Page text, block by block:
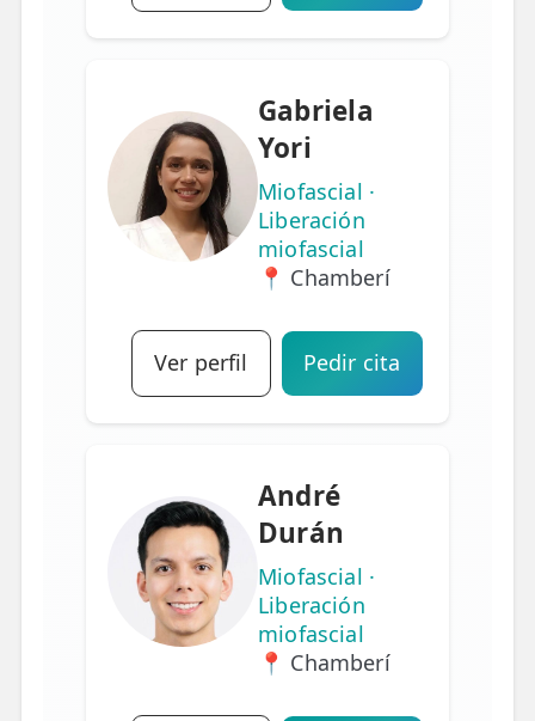
Gabriela
Yori
Miofascial ·
Liberación
miofascial
📍 Chamberí
Ver perfil Pedir cita
André
Durán
Miofascial ·
Liberación
miofascial
📍 Chamberí